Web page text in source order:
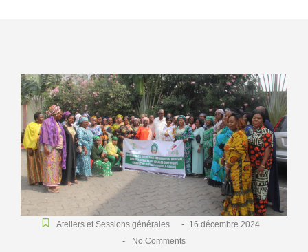
Ateliers et Sessions générales - 16 décembre 2024
- No Comments